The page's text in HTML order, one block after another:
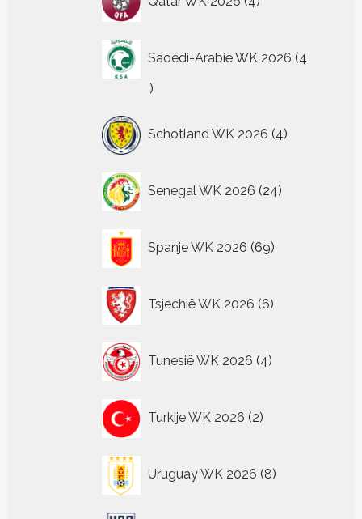
producten
Saoedi-Arabië WK 2026 4
4
Schotland WK 2026 4
producten
Senegal WK 2026 24
producten
Spanje WK 2026 69
producten
Tsjechië WK 2026 6
producten
Tunesië WK 2026 4
producten
Turkije WK 2026 2
producten
Uruguay WK 2026 8
producten